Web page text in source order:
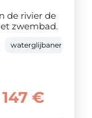
de rivier de
zwembad.
waterglijbanen
147 €